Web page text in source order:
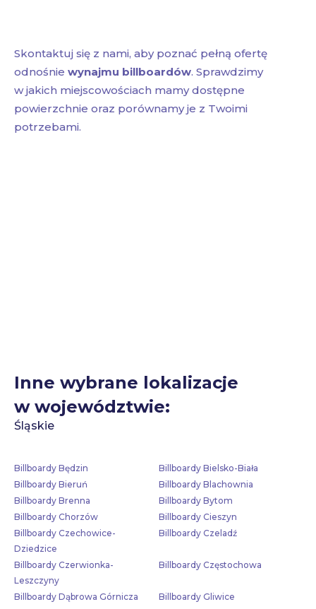
Skontaktuj się z nami, aby poznać pełną ofertę
odnośnie wynajmu billboardów. Sprawdzimy
w jakich miejscowościach mamy dostępne
powierzchnie oraz porównamy je z Twoimi
potrzebami.
Inne wybrane lokalizacje
w województwie:
Śląskie
Billboardy Będzin
Billboardy Bielsko-Biała
Billboardy Bieruń
Billboardy Blachownia
Billboardy Brenna
Billboardy Bytom
Billboardy Chorzów
Billboardy Cieszyn
Billboardy Czechowice-
Dziedzice
Billboardy Czeladź
Billboardy Czerwionka-
Leszczyny
Billboardy Częstochowa
Billboardy Dąbrowa Górnicza
Billboardy Gliwice